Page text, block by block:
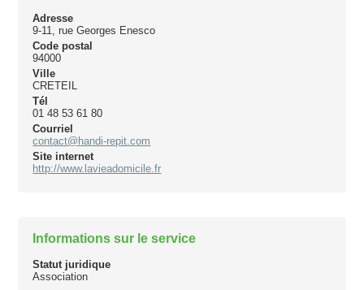
Adresse
9-11, rue Georges Enesco
Code postal
94000
Ville
CRETEIL
Tél
01 48 53 61 80
Courriel
contact@handi-repit.com
Site internet
http://www.lavieadomicile.fr
Informations sur le service
Statut juridique
Association